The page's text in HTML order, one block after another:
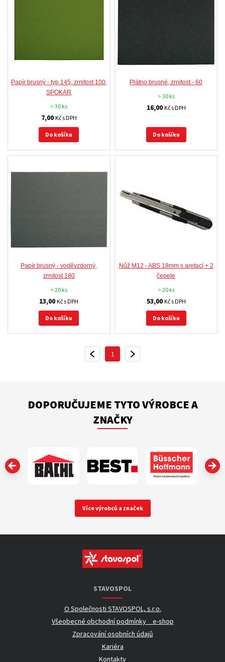
Papír brusný - typ 145, zrnitost 100,
SPOKAR
> 30 ks
7,00 Kč s DPH
Do košíku
Plátno brusné, zrnitost - 60
> 30 ks
16,00 Kč s DPH
Do košíku
Papír brusný - voděvzdorný,
zrnitost 180
> 20 ks
13,00Kč s DPH
Do košíku
Nůž M12 - ABS 18mm s aretací + 2
čepele
> 20 ks
53,00 Kč s DPH
Do košíku
PŘEDCHOZÍ
1
DOPORUČUJEME TYTO VÝROBCE A
ZNAČKY
‹
Více výrobců a značek
STAVOSPOL
O Společnosti STAVOSPOL, s.r.o.
Všeobecné obchodní podmínky _ e-shop
Zpracování osobních údajů
Kariéra
Kontakty